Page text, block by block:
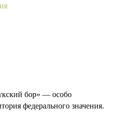
бор» — особо
федерального значения.